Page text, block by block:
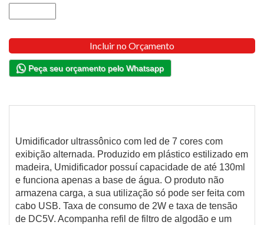
Incluir no Orçamento
Peça seu orçamento pelo Whatsapp
Umidificador ultrassônico com led de 7 cores com
exibição alternada. Produzido em plástico estilizado em
madeira, Umidificador possuí capacidade de até 130ml
e funciona apenas a base de água. O produto não
armazena carga, a sua utilização só pode ser feita com
cabo USB. Taxa de consumo de 2W e taxa de tensão
de DC5V. Acompanha refil de filtro de algodão e um